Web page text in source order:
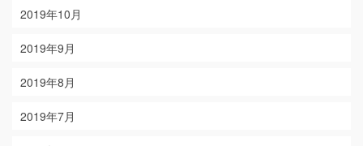
2019年10月
2019年9月
2019年8月
2019年7月